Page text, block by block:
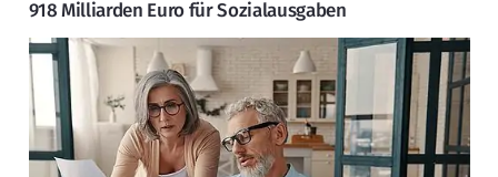
918 Milliarden Euro für Sozialausgaben